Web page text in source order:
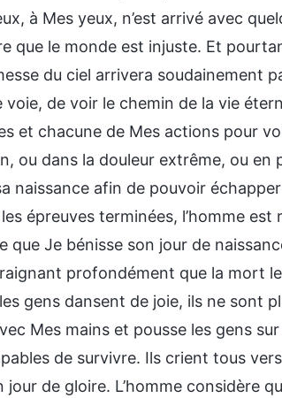
à Mes yeux, n’est arrivé avec
que le monde est injuste. Et
du ciel arrivera soudainement
voie, de voir le chemin de la vie
et chacune de Mes actions pour
ou dans la douleur extrême, ou
naissance afin de pouvoir
épreuves terminées, l’homme
que Je bénisse son jour de
profondément que la mort
gens dansent de joie, ils ne sont
Mes mains et pousse les gens
de survivre. Ils crient tous
jour de gloire. L’homme considère